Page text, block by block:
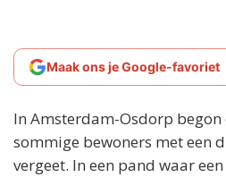
Maak ons je Google-favoriet
In Amsterdam-Osdorp
sommige bewoners met een
vergeet. In een pand waar een